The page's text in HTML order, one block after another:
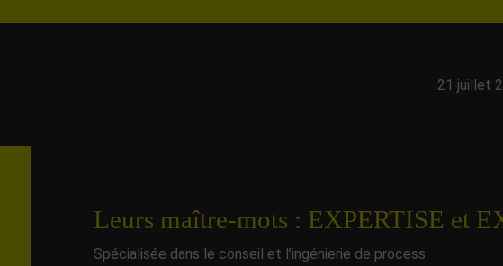
21 juillet
Leurs maître-mots : EXPERTISE et
Spécialisée dans le conseil et l’ingénierie de process